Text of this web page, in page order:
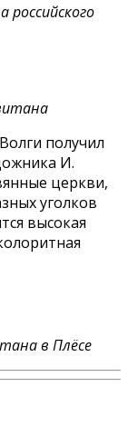
российского
получил
И.
церкви,
уголков
высокая
в Плёсе